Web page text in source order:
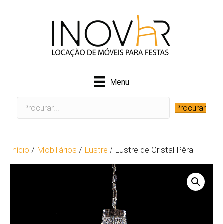
Menu
Procurar
Início / Mobiliários / Lustre / Lustre de Cristal Pêra